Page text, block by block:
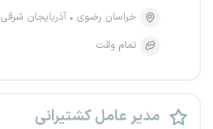
خراسان رضوی
آذربایجان شرقی
تمام وقت
مدیر عامل کشتیرانی